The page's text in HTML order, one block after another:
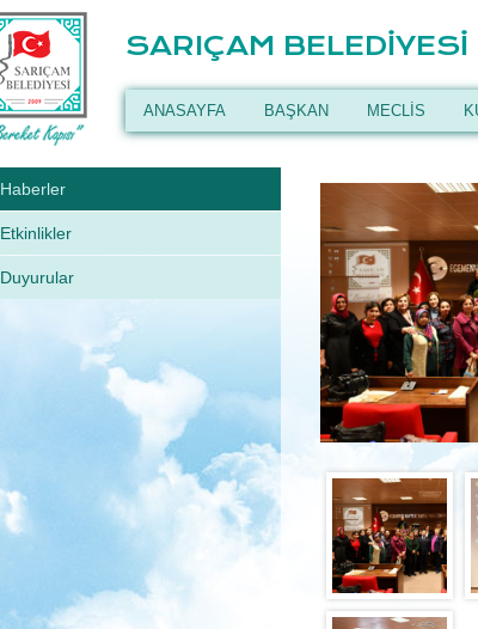
SARIÇAM BELEDİYESİ
ANASAYFA BAŞKAN MECLİS
Haberler
Etkinlikler
Duyurular